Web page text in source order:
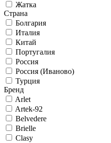
Жатка
Страна
Болгария
Италия
Китай
Португалия
Россия
Россия (Иваново)
Турция
Бренд
Arlet
Artek-92
Belvedere
Brielle
Clasy